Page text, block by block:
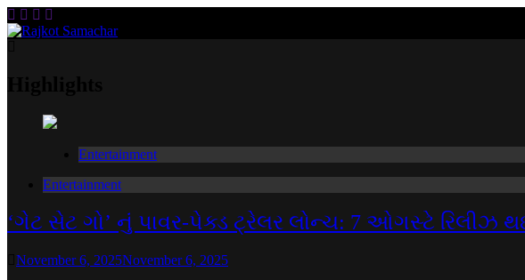
Skip
to
Entertainment
Entertainment
‘ગેટ સેટ ગો’ નું પાવર-પેક્ડ ટ્રેલર લોન્ચ: 7 ઓગસ્ટે રિલીઝ
November 6, 2025November 6, 2025